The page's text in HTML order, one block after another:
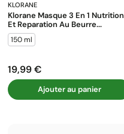
KLORANE
Klorane Masque 3 En 1 Nutrition
Et Reparation Au Beurre...
150 ml
Prix
19,99 €
Ajouter au panier